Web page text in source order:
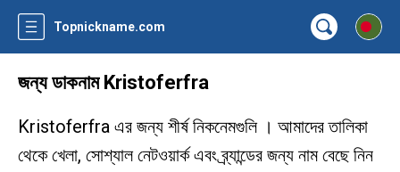
Topnickname.com
জন্য ডাকনাম Kristoferfra
Kristoferfra এর জন্য শীর্ষ নিকনেমগুলি । আমাদের তালিকা
থেকে খেলা, সোশ্যাল নেটওয়ার্ক এবং ব্র্যান্ডের জন্য নাম বেছে নিন